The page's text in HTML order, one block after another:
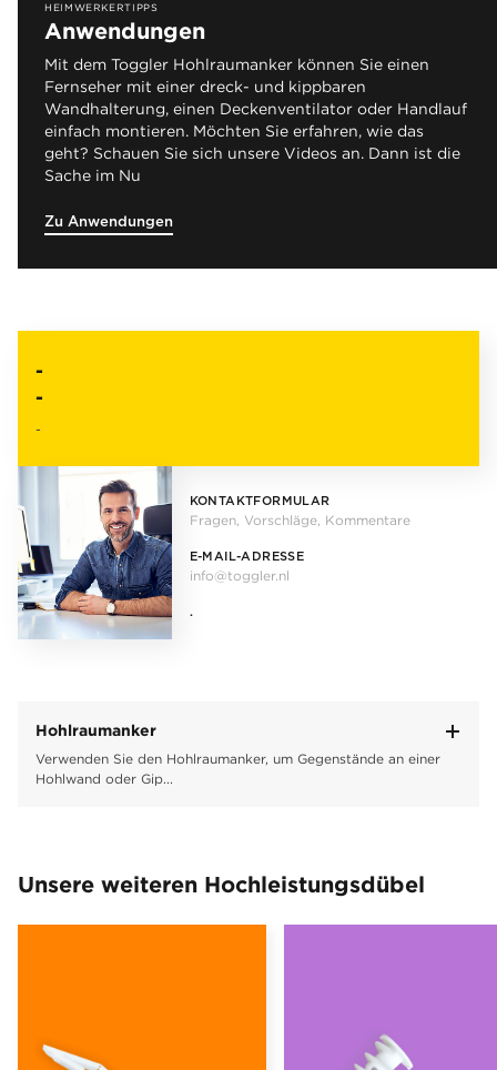
HEIMWERKERTIPPS
Anwendungen
Mit dem Toggler Hohlraumanker können Sie einen
Fernseher mit einer dreck- und kippbaren
Wandhalterung, einen Deckenventilator oder Handlauf
einfach montieren. Möchten Sie erfahren, wie das
geht? Schauen Sie sich unsere Videos an. Dann ist die
Sache im Nu
Zu Anwendungen
-
-
-
KONTAKTFORMULAR
Fragen, Vorschläge, Kommentare
E-MAIL-ADRESSE
info@toggler.nl
.
Hohlraumanker
Verwenden Sie den Hohlraumanker, um Gegenstände an einer
Hohlwand oder Gip...
Unsere weiteren Hochleistungsdübel